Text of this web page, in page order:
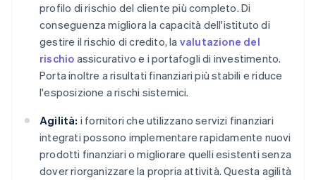
profilo di rischio del cliente più completo. Di
conseguenza migliora la capacità dell'istituto di
gestire il rischio di credito, la valutazione del
rischio assicurativo e i portafogli di investimento.
Porta inoltre a risultati finanziari più stabili e riduce
l'esposizione a rischi sistemici.
Agilità: i fornitori che utilizzano servizi finanziari
integrati possono implementare rapidamente nuovi
prodotti finanziari o migliorare quelli esistenti senza
dover riorganizzare la propria attività. Questa agilità